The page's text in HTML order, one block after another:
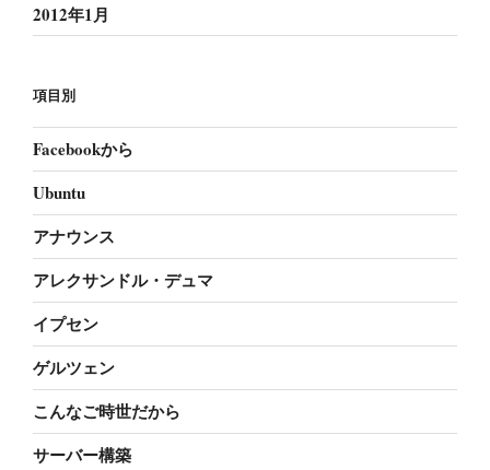
2012年1月
項目別
Facebookから
Ubuntu
アナウンス
アレクサンドル・デュマ
イプセン
ゲルツェン
こんなご時世だから
サーバー構築